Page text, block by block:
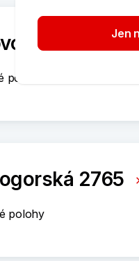
náměstí
polohy
2765
polohy
Jen